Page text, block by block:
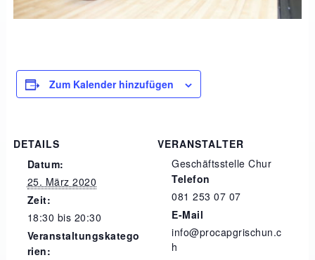
Zum Kalender hinzufügen
DETAILS
Datum:
25. März 2020
Zeit:
18:30 bis 20:30
Veranstaltungskatego
rien:
VERANSTALTER
Geschäftsstelle Chur
Telefon
081 253 07 07
E-Mail
info@procapgrischun.c
h